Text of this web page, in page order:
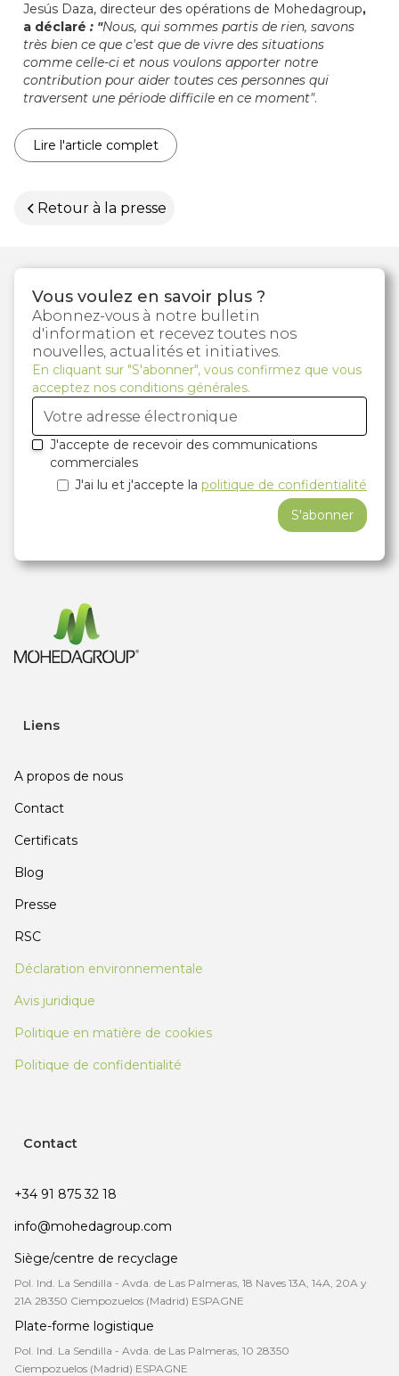
Jesús Daza, directeur des opérations de Mohedagroup,
a déclaré : "Nous, qui sommes partis de rien, savons
très bien ce que c'est que de vivre des situations
comme celle-ci et nous voulons apporter notre
contribution pour aider toutes ces personnes qui
traversent une période difficile en ce moment".
Lire l'article complet
Retour à la presse
Vous voulez en savoir plus ?
Abonnez-vous à notre bulletin
d'information et recevez toutes nos
nouvelles, actualités et initiatives.
En cliquant sur "S'abonner", vous confirmez que vous
acceptez nos conditions générales.
J'accepte de recevoir des communications
commerciales
J'ai lu et j'accepte la politique de confidentialité
Liens
A propos de nous
Contact
Certificats
Blog
Presse
RSC
Déclaration environnementale
Avis juridique
Politique en matière de cookies
Politique de confidentialité
Contact
+34 91 875 32 18
info@mohedagroup.com
Siège/centre de recyclage
Pol. Ind. La Sendilla - Avda. de Las Palmeras, 18 Naves 13A, 14A, 20A y
21A 28350 Ciempozuelos (Madrid) ESPAGNE
Plate-forme logistique
Pol. Ind. La Sendilla - Avda. de Las Palmeras, 10 28350
Ciempozuelos (Madrid) ESPAGNE